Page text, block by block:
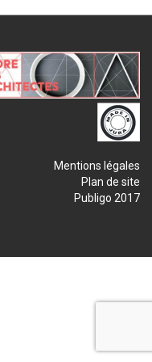
Mentions légales
Plan de site
Publigo 2017